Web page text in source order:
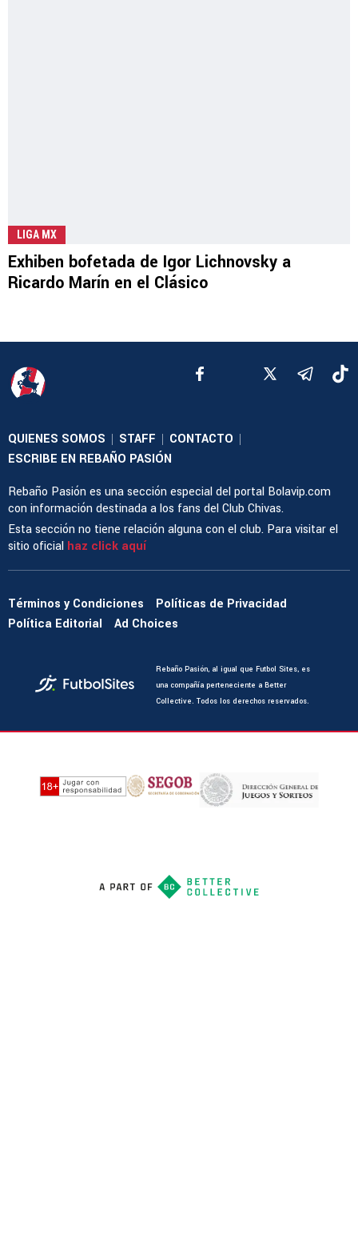
LIGA MX
Exhiben bofetada de Igor Lichnovsky a
Ricardo Marín en el Clásico
QUIENES SOMOS | STAFF | CONTACTO |
ESCRIBE EN REBAÑO PASIÓN
Rebaño Pasión es una sección especial del portal Bolavip.com
con información destinada a los fans del Club Chivas.
Esta sección no tiene relación alguna con el club. Para visitar el
sitio oficial haz click aquí
Términos y Condiciones
Políticas de Privacidad
Política Editorial
Ad Choices
Rebaño Pasión, al igual que Futbol Sites, es
una compañía perteneciente a Better
Collective. Todos los derechos reservados.